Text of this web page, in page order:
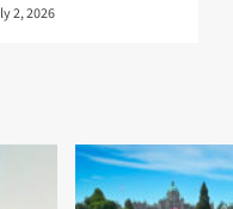
2, 2026